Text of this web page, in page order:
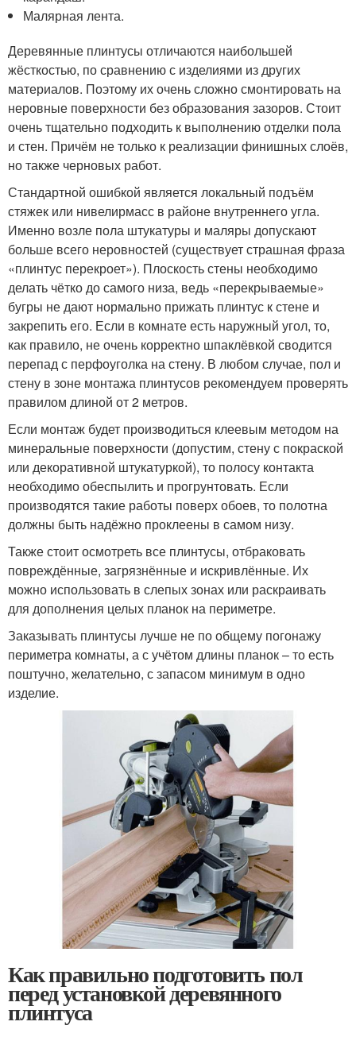
Малярная лента.
Деревянные плинтусы отличаются наибольшей
жёсткостью, по сравнению с изделиями из других
материалов. Поэтому их очень сложно смонтировать на
неровные поверхности без образования зазоров. Стоит
очень тщательно подходить к выполнению отделки пола
и стен. Причём не только к реализации финишных слоёв,
но также черновых работ.
Стандартной ошибкой является локальный подъём
стяжек или нивелирмасс в районе внутреннего угла.
Именно возле пола штукатуры и маляры допускают
больше всего неровностей (существует страшная фраза
«плинтус перекроет»). Плоскость стены необходимо
делать чётко до самого низа, ведь «перекрываемые»
бугры не дают нормально прижать плинтус к стене и
закрепить его. Если в комнате есть наружный угол, то,
как правило, не очень корректно шпаклёвкой сводится
перепад с перфоуголка на стену. В любом случае, пол и
стену в зоне монтажа плинтусов рекомендуем проверять
правилом длиной от 2 метров.
Если монтаж будет производиться клеевым методом на
минеральные поверхности (допустим, стену с покраской
или декоративной штукатуркой), то полосу контакта
необходимо обеспылить и прогрунтовать. Если
производятся такие работы поверх обоев, то полотна
должны быть надёжно проклеены в самом низу.
Также стоит осмотреть все плинтусы, отбраковать
повреждённые, загрязнённые и искривлённые. Их
можно использовать в слепых зонах или раскраивать
для дополнения целых планок на периметре.
Заказывать плинтусы лучше не по общему погонажу
периметра комнаты, а с учётом длины планок – то есть
поштучно, желательно, с запасом минимум в одно
изделие.
Как правильно подготовить пол
перед установкой деревянного
плинтуса